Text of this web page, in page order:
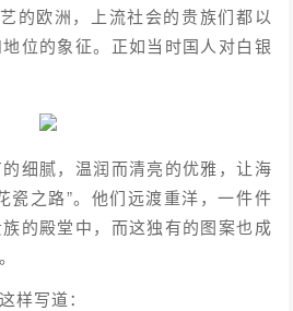
的欧洲，上流社会的贵族们都以
位的象征。正如当时国人对白银
细腻，温润而清亮的优雅，让海
瓷之路”。他们远渡重洋，一件件
的殿堂中，而这独有的图案也成
样写道：